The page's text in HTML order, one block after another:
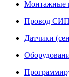
Монтажные
Провод СИП
Датчики